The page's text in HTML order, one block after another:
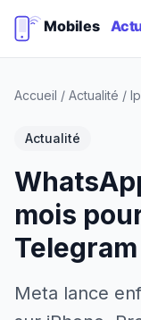
Accueil / Actualité /
Actualité
mois
Meta lance